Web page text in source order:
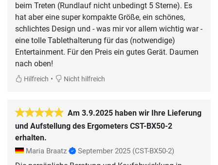
beim Treten (Rundlauf nicht unbedingt 5 Sterne). Es
hat aber eine super kompakte Größe, ein schönes,
schlichtes Design und - was mir vor allem wichtig war -
eine tolle Tablethalterung für das (notwendige)
Entertainment. Für den Preis ein gutes Gerät. Daumen
nach oben!
Hilfreich • Nicht hilfreich
Am 3.9.2025 haben wir Ihre Lieferung
und Aufstellung des Ergometers CST-BX50-2
erhalten.
Maria Braatz September 2025 (CST-BX50-2)